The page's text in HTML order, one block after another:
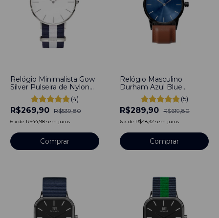
Relógio Minimalista Gow
Silver Pulseira de Nylon
Nato Azul e branco
40mm Aço Inoxidável
banhado a titânio
(4)
R$269,90 R$539,80
6 x de R$44,98 sem juros
Comprar
Relógio Masculino
Durham Azul Blue
Minimalista Pulseira de
Couro Marrom 40mm
Aço Inoxidável banhado a
titânio
(5)
R$289,90 R$619,80
6 x de R$48,32 sem juros
Comprar